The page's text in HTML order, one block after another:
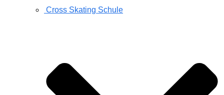
Cross Skating Schule